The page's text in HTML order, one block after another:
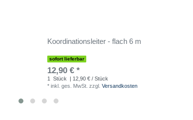
Koordinationsleiter - flach 6 m
sofort lieferbar
12,90 € *
1 Stück
| 12,90 € / Stück
* inkl. ges. MwSt. zzgl. Versandkosten